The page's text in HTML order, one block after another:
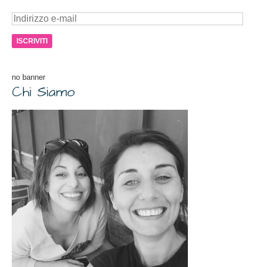
Indirizzo
mail
no banner
Chi Siamo